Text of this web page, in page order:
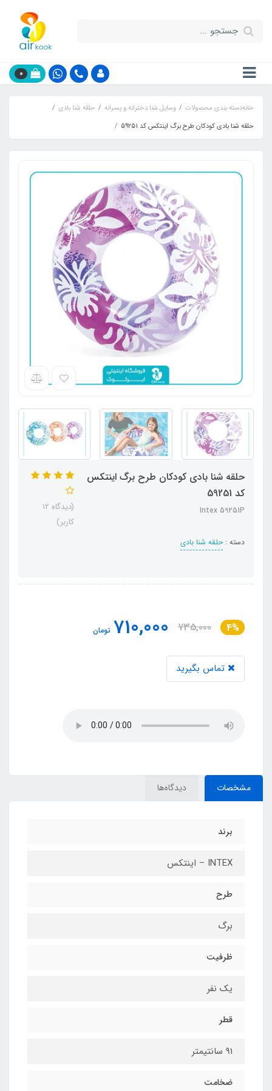
0
خانهدسته بندی محصولات وسایل شنا دخترانه و پسرانه
حلقه شنا بادی
حلقه شنا بادی کودکان طرح برگ اینتکس کد 59251
حلقه شنا بادی کودکان طرح برگ اینتکس
کد 59251
Intex 59251P
دسته : حلقه شنا بادی
(دیدگاه 12
کاربر)
4%
735,000
710,000 تومان
تماس بگیرید
مشخصات دیدگاه‌ها
برند
INTEX – اینتکس
طرح
برگ
ظرفیت
یک نفر
قطر
91 سانتیمتر
ضخامت